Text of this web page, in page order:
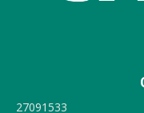
27091533